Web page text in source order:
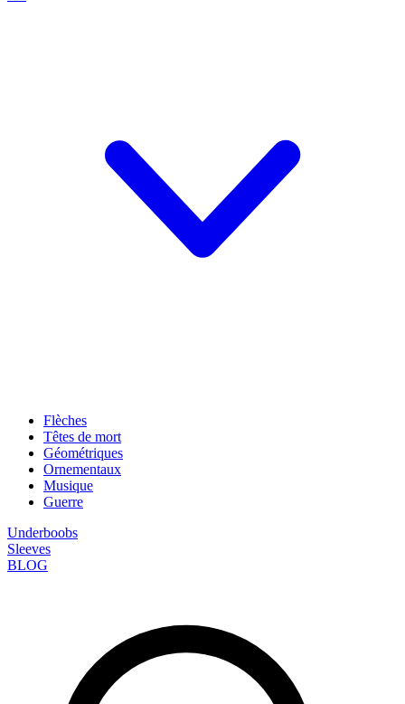
Flèches
Têtes de mort
Géométriques
Ornementaux
Musique
Guerre
Underboobs
Sleeves
BLOG